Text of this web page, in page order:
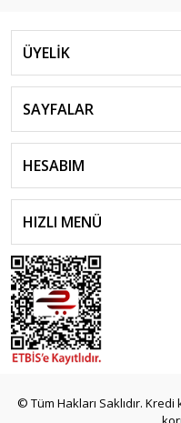
ÜYELİK
SAYFALAR
HESABIM
HIZLI MENÜ
© Tüm Hakları Saklıdır.